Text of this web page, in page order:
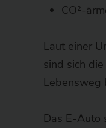
CO²-
Laut einer
sind sich
Lebensweg
Das E-Auto